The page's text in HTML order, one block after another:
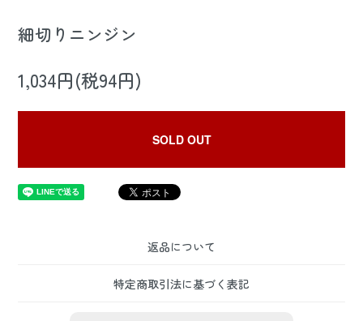
細切りニンジン
1,034円(税94円)
SOLD OUT
返品について
特定商取引法に基づく表記